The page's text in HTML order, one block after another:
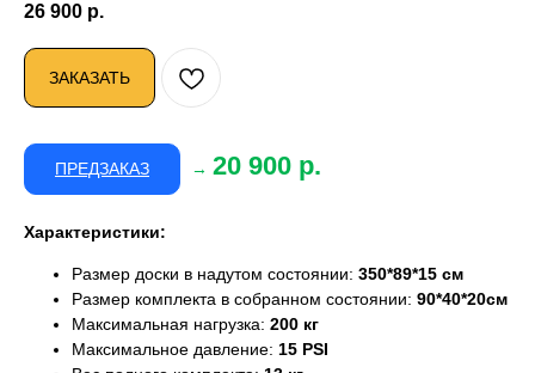
26 900 р.
ЗАКАЗАТЬ
ПРЕДЗАКАЗ → 20 900 р.
Характеристики:
Размер доски в надутом состоянии: 350*89*15 см
Размер комплекта в собранном состоянии: 90*40*20см
Максимальная нагрузка: 200 кг
Максимальное давление: 15 PSI